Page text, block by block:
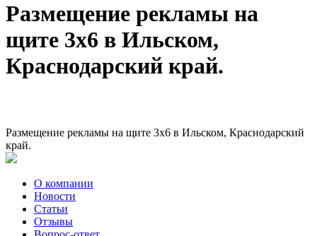
Размещение рекламы на
щите 3х6 в Ильском,
Краснодарский край.
Размещение рекламы на щите 3х6 в Ильском, Краснодарский
край.
О компании
Новости
Статьи
Отзывы